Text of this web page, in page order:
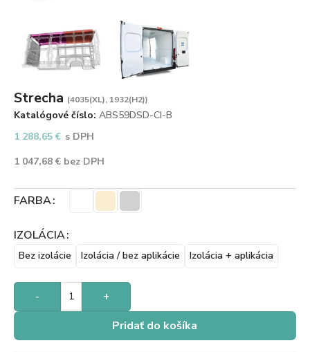
Strecha (4035(XL), 1932(H2))
Katalógové číslo: ABS59DSD-CI-B
1 288,65€ s DPH
1 047,68€ bez DPH
FARBA
IZOLÁCIA
Bez izolácie Izolácia / bez aplikácie Izolácia + aplikácia
- +
Pridať do košíka